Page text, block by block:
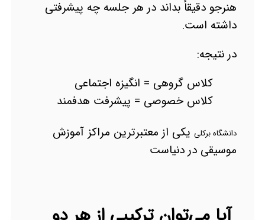
هنرجو دقیقاً بداند در هر جلسه چه پیشرفتی
داشته است.
در نتیجه:
کلاس گروهی = انگیزه اجتماعی
کلاس خصوصی = پیشرفت هدفمند
دانشگاه برکلی یکی از معتبرترین مراکز آموزش
موسیقی در دنیاست